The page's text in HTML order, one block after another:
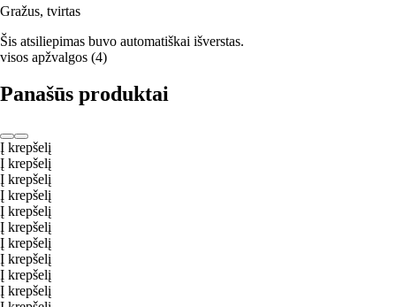
Gražus, tvirtas
Šis atsiliepimas buvo automatiškai išverstas.
visos apžvalgos (4)
Panašūs produktai
Į krepšelį
Į krepšelį
Į krepšelį
Į krepšelį
Į krepšelį
Į krepšelį
Į krepšelį
Į krepšelį
Į krepšelį
Į krepšelį